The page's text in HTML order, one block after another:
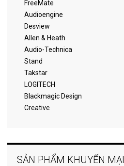
FreeMate
Audioengine
Desview
Allen & Heath
Audio-Technica
Stand
Takstar
LOGITECH
Blackmagic Design
Creative
SẢN PHẨM KHUYẾN MẠI